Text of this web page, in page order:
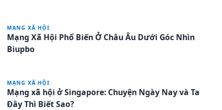
MẠNG XÃ HỘI
Mạng Xã Hội Phổ Biến Ở Châu Âu Dưới Góc Nhìn
Biupbo
MẠNG XÃ HỘI
Mạng xã hội ở Singapore: Chuyện Ngày Nay và Ta
Đây Thì Biết Sao?